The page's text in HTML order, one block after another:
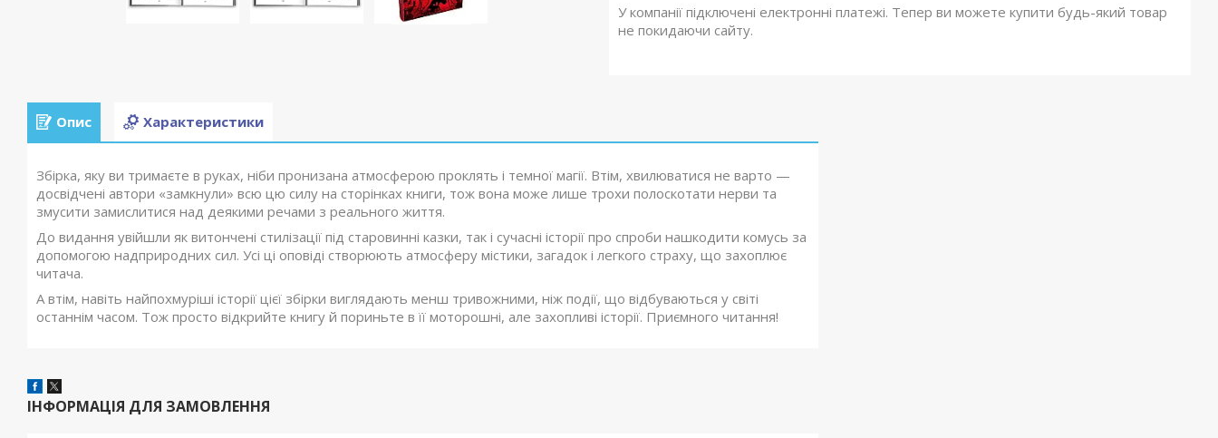
У компанії підключені електронні платежі. Тепер ви можете купити будь-який товар
не покидаючи сайту.
Опис Характеристики
Збірка, яку ви тримаєте в руках, ніби пронизана атмосферою проклять і темної магії. Втім, хвилюватися не варто —
досвідчені автори «замкнули» всю цю силу на сторінках книги, тож вона може лише трохи полоскотати нерви та
змусити замислитися над деякими речами з реального життя.
До видання увійшли як витончені стилізації під старовинні казки, так і сучасні історії про спроби нашкодити комусь за
допомогою надприродних сил. Усі ці оповіді створюють атмосферу містики, загадок і легкого страху, що захоплює
читача.
А втім, навіть найпохмуріші історії цієї збірки виглядають менш тривожними, ніж події, що відбуваються у світі
останнім часом. Тож просто відкрийте книгу й пориньте в її моторошні, але захопливі історії. Приємного читання!
ІНФОРМАЦІЯ ДЛЯ ЗАМОВЛЕННЯ